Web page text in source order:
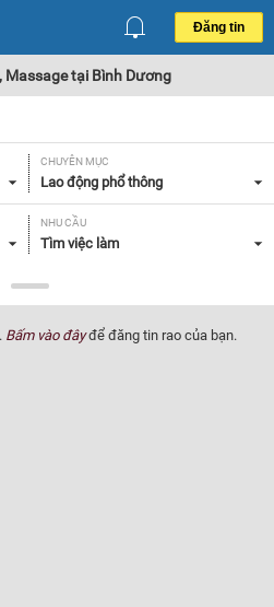
Đăng tin
Massage tại Bình Dương
CHUYÊN MỤC
Lao động phổ thông
NHU CẦU
Tìm việc làm
Bấm vào đâyđể đăng tin rao của bạn.